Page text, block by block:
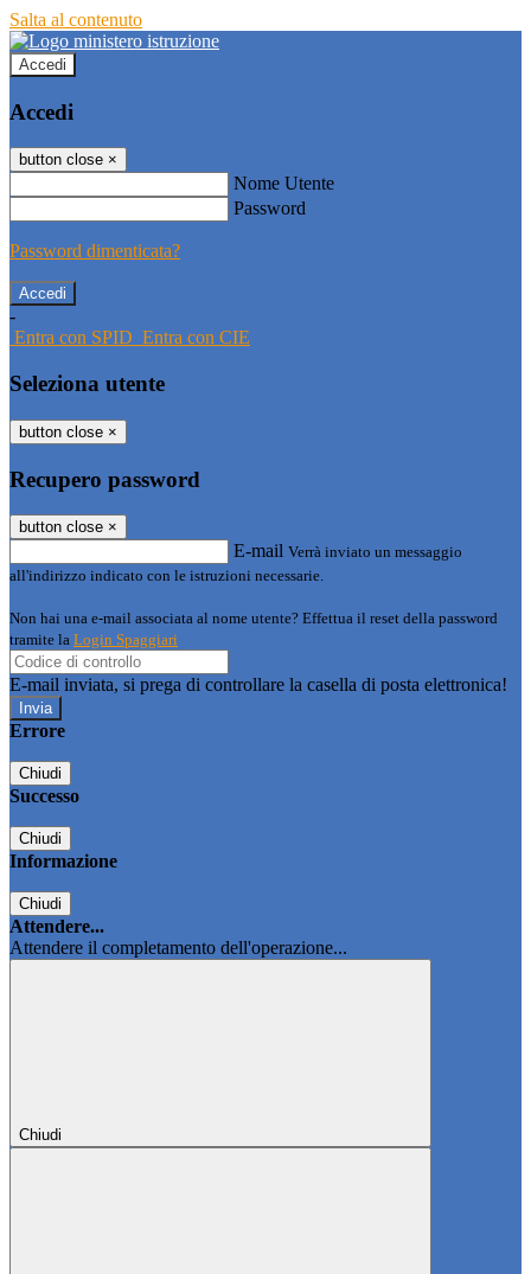
Salta al contenuto
Accedi
Accedi
button close ×
Nome Utente
Password
Password dimenticata?
-
Entra con SPID Entra con CIE
Seleziona utente
button close ×
Recupero password
button close ×
E-mail Verrà inviato un messaggio
all'indirizzo indicato con le istruzioni necessarie.
Non hai una e-mail associata al nome utente? Effettua il reset della password
tramite la Login Spaggiari
E-mail inviata, si prega di controllare la casella di posta elettronica!
Errore
Chiudi
Successo
Chiudi
Informazione
Chiudi
Attendere...
Attendere il completamento dell'operazione...
Chiudi